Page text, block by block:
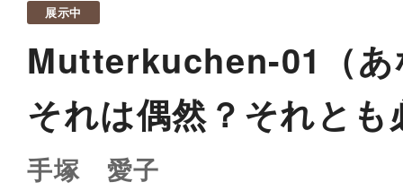
展示中
Mutterkuchen-01（あ
それは偶然？それとも
手塚 愛子